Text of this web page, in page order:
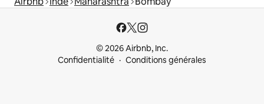
© 2026 Airbnb, Inc.
Confidentialité
Conditions générales